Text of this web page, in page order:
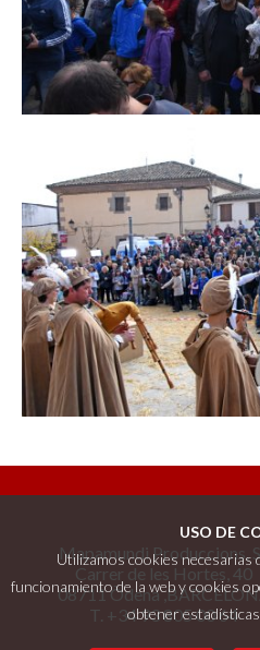
USO DE
Utilizamos cookies necesarias
funcionamiento de la web y cookies
obtener
Mapamundi Produccions,
Carrer de les Hortes, 40
08711 Òdena
T. +34 93 805 00 64